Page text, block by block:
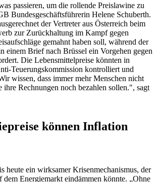
passieren, um die rollende Preislawine zu
Bundesgeschäftsführerin Helene Schuberth.
der Vertreter aus Österreich beim
zur Zurückhaltung im Kampf gegen
gemahnt haben soll, während der
einem Brief nach Brüssel ein Vorgehen gegen
Die Lebensmittelpreise könnten in
Teuerungskommission kontrolliert und
wissen, dass immer mehr Menschen nicht
ihre Rechnungen noch bezahlen sollen.", sagt
können Inflation
heute ein wirksamer Krisenmechanismus, der
dem Energiemarkt eindämmen könnte. „Ohne